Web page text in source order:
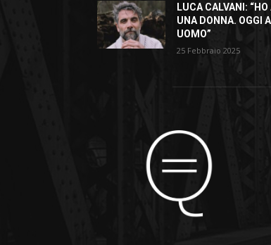
LUCA CALVANI:
UNA DONNA. OGGI
UOMO”
25 Febbraio 2025